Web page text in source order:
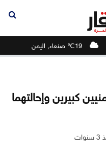
19℃ صنعاء, اليمن
كبيرين وإحالتهما